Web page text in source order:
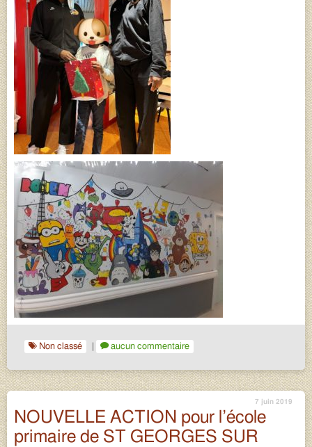
Non classé aucun commentaire
7 juin 2019
NOUVELLE ACTION pour l’école
primaire de ST GEORGES SUR